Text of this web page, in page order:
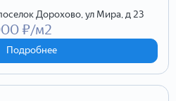
Дорохово, ул Мира, д 23
Подробнее
₽/м2